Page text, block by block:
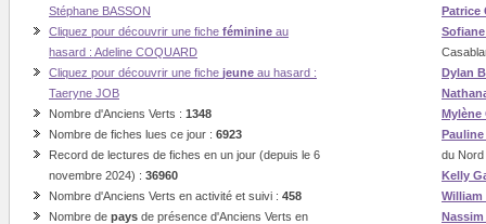
Stéphane BASSON
Cliquez pour découvrir une fiche féminine au
hasard : Adeline COQUARD
Cliquez pour découvrir une fiche jeune au hasard :
Taeryne JOB
Nombre d'Anciens Verts : 1348
Nombre de fiches lues ce jour : 6923
Record de lectures de fiches en un jour (depuis le 6
novembre 2024) : 36960
Nombre d'Anciens Verts en activité et suivi : 458
Nombre de pays de présence d'Anciens Verts en
Patrice
Dylan
Mylène
du Nord
Kelly
William